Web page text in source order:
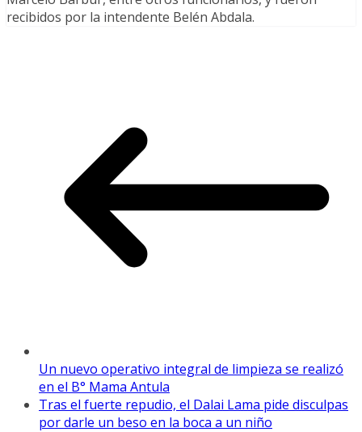
recibidos por la intendente Belén Abdala.
Un nuevo operativo integral de limpieza se realizó
en el B° Mama Antula
Tras el fuerte repudio, el Dalai Lama pide disculpas
por darle un beso en la boca a un niño